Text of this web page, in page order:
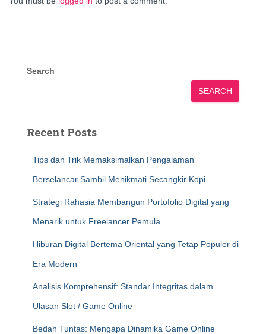
Search
SEARCH
Recent Posts
Tips dan Trik Memaksimalkan Pengalaman
Berselancar Sambil Menikmati Secangkir Kopi
Strategi Rahasia Membangun Portofolio Digital yang
Menarik untuk Freelancer Pemula
Hiburan Digital Bertema Oriental yang Tetap Populer di
Era Modern
Analisis Komprehensif: Standar Integritas dalam
Ulasan Slot / Game Online
Bedah Tuntas: Mengapa Dinamika Game Online